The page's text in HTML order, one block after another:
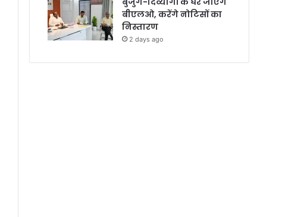
बीएलओ, करेंगे नोटिसों का
निस्तारण
2 days ago